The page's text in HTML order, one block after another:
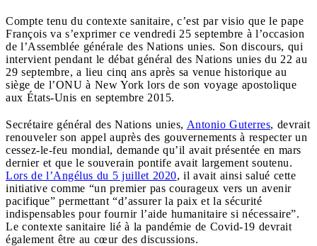
Compte tenu du contexte sanitaire, c’est par visio que le pape
François va s’exprimer ce vendredi 25 septembre à l’occasion
de l’Assemblée générale des Nations unies. Son discours, qui
intervient pendant le débat général des Nations unies du 22 au
29 septembre, a lieu cinq ans après sa venue historique au
siège de l’ONU à New York lors de son voyage apostolique
aux États-Unis en septembre 2015.
Secrétaire général des Nations unies, Antonio Guterres, devrait
renouveler son appel auprès des gouvernements à respecter un
cessez-le-feu mondial, demande qu’il avait présentée en mars
dernier et que le souverain pontife avait largement soutenu.
Lors de l’Angélus du 5 juillet 2020, il avait ainsi salué cette
initiative comme “un premier pas courageux vers un avenir
pacifique” permettant “d’assurer la paix et la sécurité
indispensables pour fournir l’aide humanitaire si nécessaire”.
Le contexte sanitaire lié à la pandémie de Covid-19 devrait
également être au cœur des discussions.